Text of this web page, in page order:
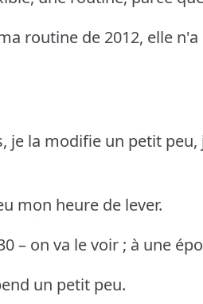
routine de 2012, elle
je la modifie un petit
mon heure de lever.
– on va le voir ; à une
un petit peu.